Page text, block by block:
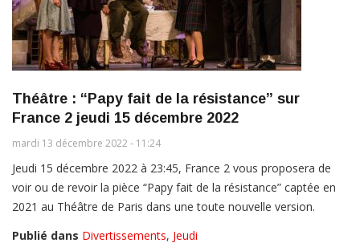
Théâtre : “Papy fait de la résistance” sur
France 2 jeudi 15 décembre 2022
mardi 13 décembre 2022 - 11:24
Jeudi 15 décembre 2022 à 23:45, France 2 vous proposera de
voir ou de revoir la pièce “Papy fait de la résistance” captée en
2021 au Théâtre de Paris dans une toute nouvelle version.
Publié dans Divertissements, Jeudi